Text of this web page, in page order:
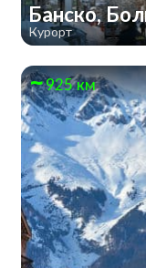
Банско,
Курорт
925 км